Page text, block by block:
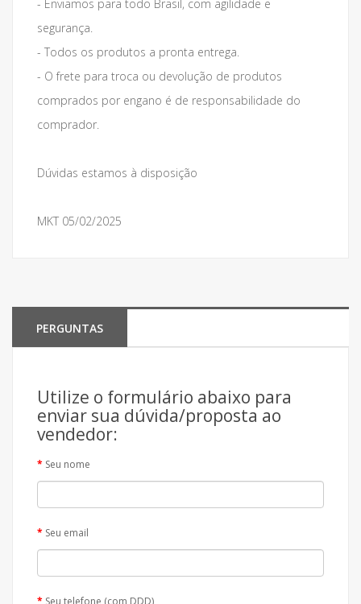
- Enviamos para todo Brasil, com agilidade e
segurança.
- Todos os produtos a pronta entrega.
- O frete para troca ou devolução de produtos
comprados por engano é de responsabilidade do
comprador.
Dúvidas estamos à disposição
MKT 05/02/2025
PERGUNTAS
Utilize o formulário abaixo para
enviar sua dúvida/proposta ao
vendedor:
Seu nome
Seu email
Seu telefone (com DDD)